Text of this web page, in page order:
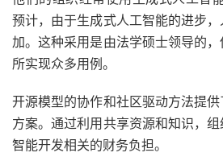
预计，由于生成式人工智能的进步
加。这种采用是由法学硕士领导的
所实现众多用例。
开源模型的协作和社区驱动方法提
方案。通过利用共享资源和知识，
智能开发相关的财务负担。